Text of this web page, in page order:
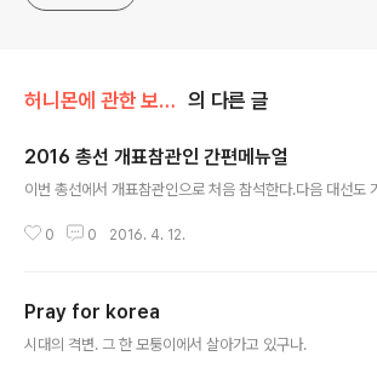
허니몬에 관한 보고서/허니몬의 행성, 허니스(Honies) 의 다른 글
2016 총선 개표참관인 간편메뉴얼
이번 총선에서 개표참관인으로 처음 참석한다.다음 대선도
0 0 2016. 4. 12.
Pray for korea
시대의 격변. 그 한 모퉁이에서 살아가고 있구나.